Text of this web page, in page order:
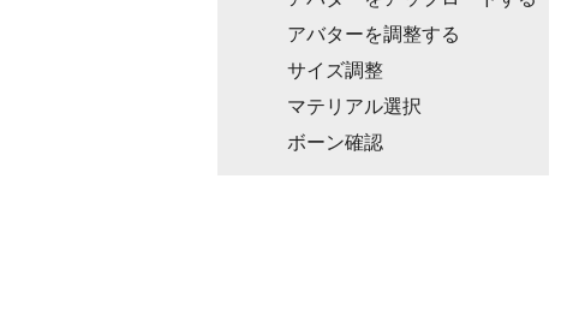
アバターを調整する
サイズ調整
マテリアル選択
ボーン確認